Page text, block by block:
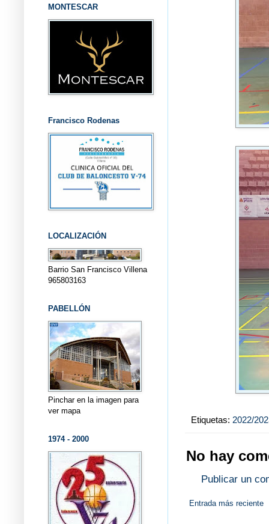
Etiquetas: 2022/
No hay
Publicar un
Entrada más reciente
MONTESCAR
Francisco Rodenas
LOCALIZACIÓN
Barrio San Francisco Villena
965803163
PABELLÓN
Pinchar en la imagen para
ver mapa
1974 - 2000